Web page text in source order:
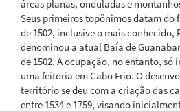
áreas planas, onduladas e
Seus primeiros topônimos datam do
de 1502, inclusive o mais conhecido,
denominou a atual Baía de
de 1502. A ocupação, no entanto, só
uma feitoria em Cabo Frio. O
território se deu com a criação das
entre 1534 e 1759, visando